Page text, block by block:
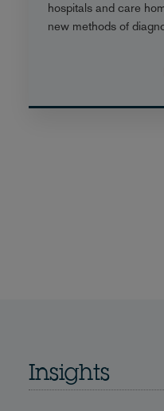
hospitals and care
new methods of
Insights